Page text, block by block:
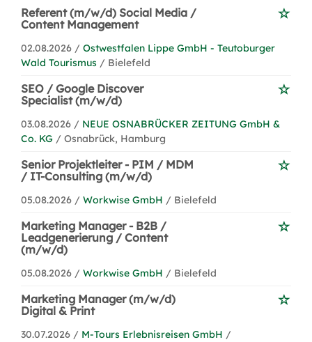
Referent (m/w/d) Social Media /
Content Management
02.08.2026 / Ostwestfalen Lippe GmbH - Teutoburger
Wald Tourismus / Bielefeld
SEO / Google Discover
Specialist (m/w/d)
03.08.2026 / NEUE OSNABRÜCKER ZEITUNG GmbH &
Co. KG / Osnabrück, Hamburg
Senior Projektleiter - PIM / MDM
/ IT-Consulting (m/w/d)
05.08.2026 / Workwise GmbH / Bielefeld
Marketing Manager - B2B /
Leadgenerierung / Content
(m/w/d)
05.08.2026 / Workwise GmbH / Bielefeld
Marketing Manager (m/w/d)
Digital & Print
30.07.2026 / M-Tours Erlebnisreisen GmbH /